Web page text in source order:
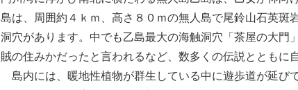
島は、周囲約４ｋｍ、高さ８０ｍの無人島で尾鈴山石英
洞穴があります。中でも乙島最大の海触洞穴「茶屋の大
賊の住みかだったと言われるなど、数多くの伝説とともに
島内には、暖地性植物が群生している中に遊歩道が延び